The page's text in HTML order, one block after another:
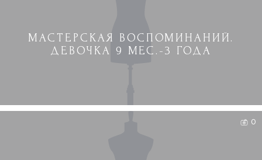
МАСТЕРСКАЯ ВОСПОМИНАНИЙ.
ДЕВОЧКА 9 МЕС.-3 ГОДА
0